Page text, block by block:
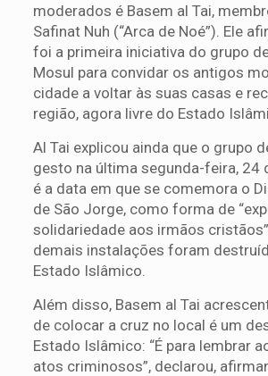
moderados é Basem al Tai,
Safinat Nuh (“Arca de Noé”). Ele
foi a primeira iniciativa do grupo
Mosul para convidar os antigos
cidade a voltar às suas casas e
região, agora livre do Estado
Al Tai explicou ainda que o grupo
gesto na última segunda-feira, 24
é a data em que se comemora o
de São Jorge, como forma de
solidariedade aos irmãos
demais instalações foram
Estado Islâmico.
Além disso, Basem al Tai
de colocar a cruz no local é um
Estado Islâmico: “É para lembrar
atos criminosos”, declarou,